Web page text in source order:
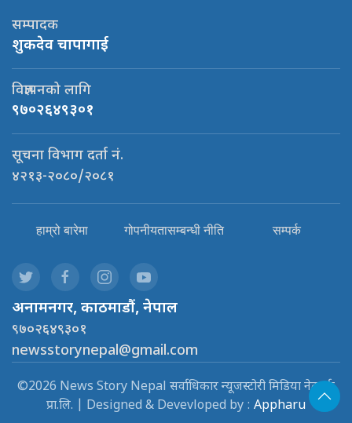
सम्पादक
शुकदेव चापागाई
विज्ञापनको लागि
९७०२६४९३०१
सूचना विभाग दर्ता नं.
४२१३-२०८०/२०८१
हाम्रो बारेमा गोपनीयतासम्बन्धी नीति सम्पर्क
अनामनगर, काठमाडौं, नेपाल
९७०२६४९३०१
newsstorynepal@gmail.com
©2026 News Story Nepal सर्वाधिकार न्यूजस्टोरी मिडिया नेटवर्क
प्रा.लि. | Designed & Devevloped by : Appharu